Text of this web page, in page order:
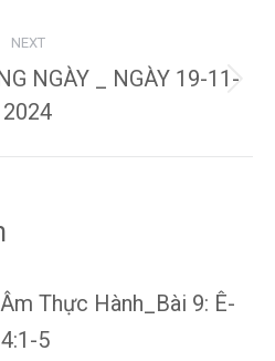
NEXT
Next
NGÀY _ NGÀY 19-11-
2024
Thực Hành_Bài 9: Ê-
5